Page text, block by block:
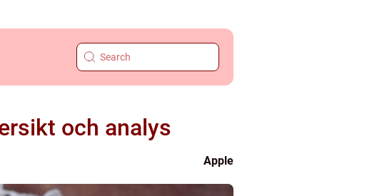
och analys
Apple